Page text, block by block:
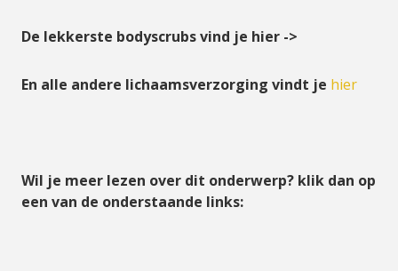
De lekkerste bodyscrubs vind je hier ->
En alle andere lichaamsverzorging vindt je hier
Wil je meer lezen over dit onderwerp? klik dan op
een van de onderstaande links: